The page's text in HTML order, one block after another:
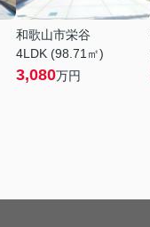
和歌山市栄谷
4LDK (98.71㎡)
3,080万円